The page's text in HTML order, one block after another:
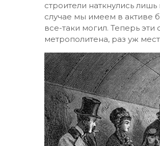
строители наткнулись
случае мы имеем в активе
все-таки могил. Теперь
метрополитена, раз уж